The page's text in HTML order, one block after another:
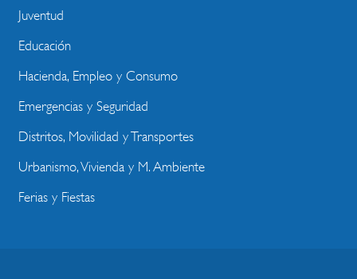
Juventud
Educación
Hacienda, Empleo y Consumo
Emergencias y Seguridad
Distritos, Movilidad y Transportes
Urbanismo, Vivienda y M. Ambiente
Ferias y Fiestas